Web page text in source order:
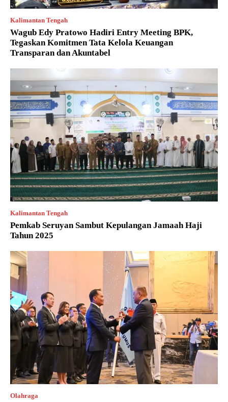
Kalimantan Tengah
Wagub Edy Pratowo Hadiri Entry Meeting BPK,
Tegaskan Komitmen Tata Kelola Keuangan
Transparan dan Akuntabel
Kalimantan Tengah
Pemkab Seruyan Sambut Kepulangan Jamaah Haji
Tahun 2025
Olahraga